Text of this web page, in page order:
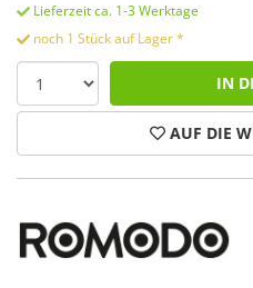
Lieferzeit ca. 1-3 Werktage
noch 1 Stück auf Lager *
IN
AUF DIE